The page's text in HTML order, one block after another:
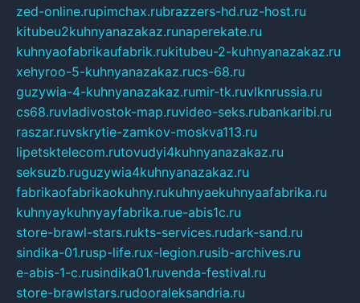
zed-online.rupimchax.rubrazzers-hd.ruz-host.ru
kitubeu2kuhnyanazakaz.runaperekate.ru
kuhnyaofabrikaufabrik.rukitubeu-2-kuhnyanazakaz.ru
xehyroo-5-kuhnyanazakaz.rucs-68.ru
guzywia-4-kuhnyanazakaz.rumir-tk.ruvlknrussia.ru
cs68.ruvladivostok-map.ruvideo-seks.rubankaribi.ru
raszar.ruvskrytie-zamkov-moskva113.ru
lipetsktelecom.rutovudyi4kuhnyanazakaz.ru
seksuzb.ruguzywia4kuhnyanazakaz.ru
fabrikaofabrikaokuhny.rukuhnyaekuhnyaafabrika.ru
kuhnyaykuhnyayfabrika.rue-abis1c.ru
store-brawl-stars.rukts-services.rudark-sand.ru
sindika-01.rusp-life.rux-legion.rusib-archives.ru
e-abis-1-c.rusindika01.ruvenda-festival.ru
store-brawlstars.rudooraleksandria.ru